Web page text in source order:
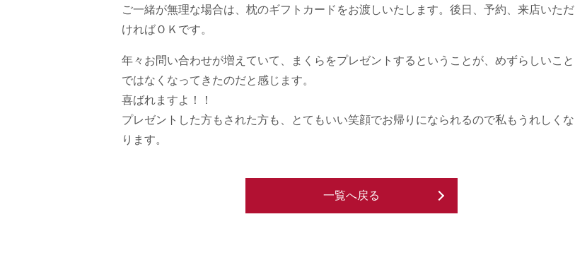
ご一緒が無理な場合は、枕のギフトカードをお渡しいたします。後日、予約、来店いただ
ければＯＫです。
年々お問い合わせが増えていて、まくらをプレゼントするということが、めずらしいこと
ではなくなってきたのだと感じます。
喜ばれますよ！！
プレゼントした方もされた方も、とてもいい笑顔でお帰りになられるので私もうれしくな
ります。
一覧へ戻る